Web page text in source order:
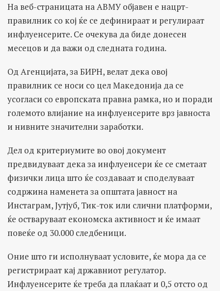
На веб-страницата на АВМУ објавен е нацрт-
правилник со кој ќе се дефинираат и регулираат
инфлуенсерите. Се очекува да биде донесен
месецов и да важи од следната година.
Од Агенцијата, за БИРН, велат дека овој
правилник се носи со цел Македонија да се
усогласи со европската правна рамка, но и поради
големото влијание на инфлуенсерите врз јавноста
и нивните значителни заработки.
Дел од критериумите во овој документ
предвидуваат дека за инфлуенсери ќе се сметаат
физички лица што ќе создаваат и споделуваат
содржина наменета за општата јавност на
Инстаграм, Јутјуб, Тик-ток или слични платформи,
ќе остваруваат економска активност и ќе имаат
повеќе од 30.000 следбеници.
Оние што ги исполнуваат условите, ќе мора да се
регистрираат кај државниот регулатор.
Инфлуенсерите ќе треба да плаќаат и 0,5 отсто од